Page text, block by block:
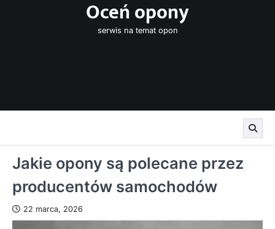
Oceń opony
serwis na temat opon
Jakie opony są polecane przez
producentów samochodów
22 marca, 2026